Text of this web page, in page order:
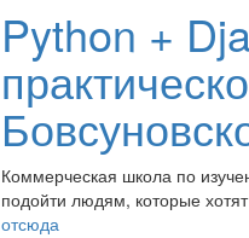
Python +
Коммерческая школа по
подойти людям, которые
отсюда